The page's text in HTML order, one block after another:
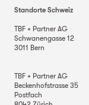
Standorte Schweiz
TBF + Partner AG
Schwanengasse 12
3011 Bern
TBF + Partner AG
Beckenhofstrasse 35
Postfach